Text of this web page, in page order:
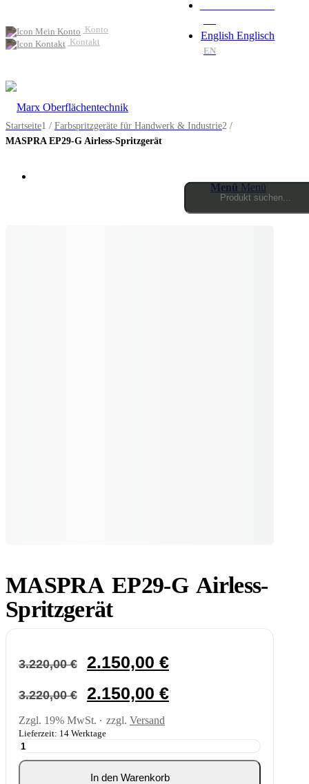
Konto
Kontakt
English Englisch
EN
Products
Menü Menü
Startseite1 / Farbspritzgeräte für Handwerk & Industrie2 /
MASPRA EP29-G Airless-Spritzgerät
MASPRA EP29-G Airless-
Spritzgerät
3.220,00€
Ursprünglicher
Preis
3.220,00 €
2.150,00 €Aktueller
Preis
2.150,00 €.
3.220,00€
Ursprünglicher
Preis
3.220,00 €
2.150,00 €Aktueller
Preis
Zzgl. 19% MwSt. zzgl. Versand
Lieferzeit: 14 Werktage
MASPRA
EP29-
G
In den Warenkorb